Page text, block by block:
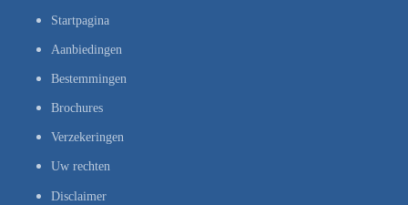
Startpagina
Aanbiedingen
Bestemmingen
Brochures
Verzekeringen
Uw rechten
Disclaimer